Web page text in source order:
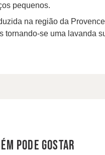
pequenos.
na região da
tornando-se uma lavanda
pode gostar